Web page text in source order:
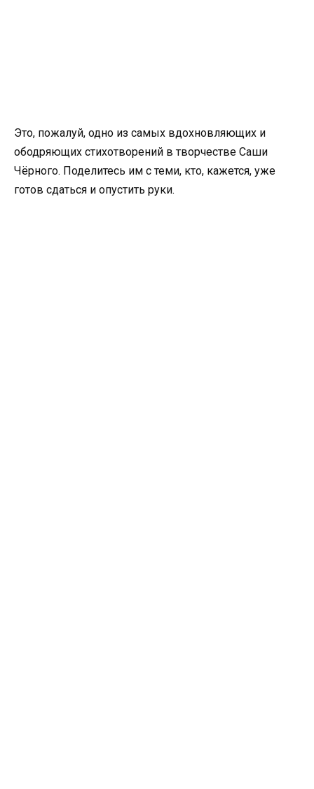
Это, пожалуй, одно из самых вдохновляющих и
ободряющих стихотворений в творчестве Саши
Чёрного. Поделитесь им с теми, кто, кажется, уже
готов сдаться и опустить руки.